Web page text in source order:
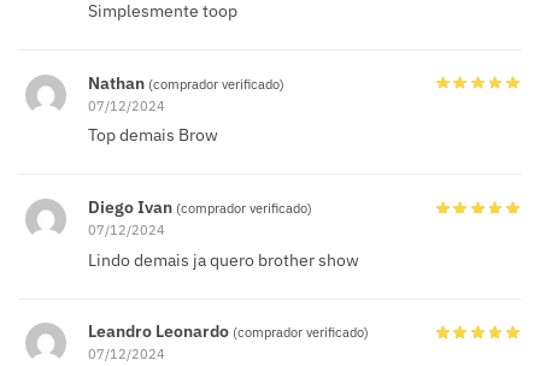
Simplesmente toop
Nathan (comprador verificado)
07/12/2024
Top demais Brow
Diego Ivan (comprador verificado)
07/12/2024
Lindo demais ja quero brother show
Leandro Leonardo (comprador verificado)
07/12/2024